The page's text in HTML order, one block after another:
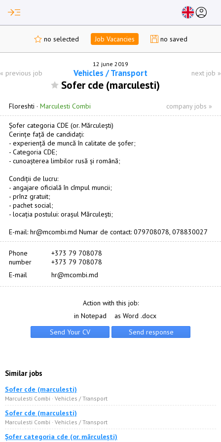
read_more account_circle
no selected Job Vacancies no saved
12 june 2019
« previous job Vehicles / Transport next job »
Sofer cde (marculesti)
Floreshti · Marculesti Combi company jobs »
Șofer categoria СDE (or. Mărculești)
Cerințe față de candidați:
- experiență de muncă în calitate de șofer;
- Categoria CDE;
- cunoașterea limbilor rusă și română;
Condiții de lucru:
- angajare oficială în cîmpul muncii;
- prînz gratuit;
- pachet social;
- locația postului: orașul Mărculești;
E-mail: hr@mcombi.md Numar de contact: 079708078, 078830027
Phone
number
+373 79 708078
+373 79 708078
E-mail
hr@mcombi.md
Action with this job:
in Notepad
as Word .docx
Similar jobs
Sofer cde (marculesti)
Marculesti Combi · Vehicles / Transport
Sofer cde (marculesti)
Marculesti Combi · Vehicles / Transport
Șofer categoria сde (or. mărculești)